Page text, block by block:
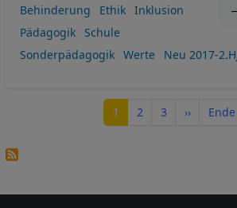
Behinderung Ethik
Inklusion
Pädagogik
Schule
Sonderpädagogik
Werte Neu 2017-
Seite
1 Seite
2 Seite
3 Nächste
››